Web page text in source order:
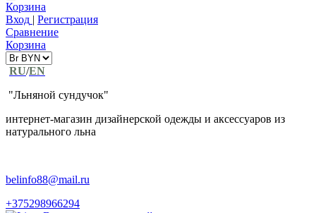
Корзина
Вход | Регистрация
Сравнение
Корзина
RU/EN
"Льняной сундучок"
интернет-магазин дизайнерской одежды и аксессуаров из
натурального льна
belinfo88@mail.ru
+375298966294